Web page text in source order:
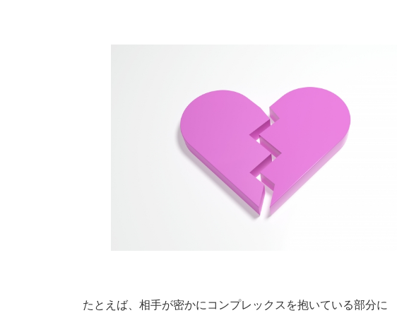
たとえば、相手が密かにコンプレックスを抱いている部分に